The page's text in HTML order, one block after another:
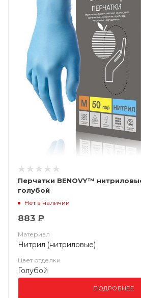
Перчатки BENOVY™
голубой
Нет в наличии
883 ₽
Материал
Нитрил (нитриловые)
Цвет отделки
Голубой
ПОДРОБНЕЕ